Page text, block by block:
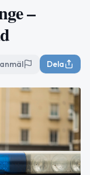
–
Dela